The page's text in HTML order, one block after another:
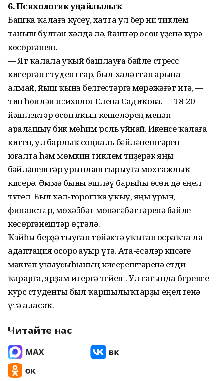
6. Психологик уңайлылыҡ
Башҡа ҡалаға күсеү, хатта ул бер ни тиклем
таныш булған хәлдә лә, йәштәр өсөн үҙенә күрә
көсөргәнеш.
— Ят ҡалала уҡый башлауға бәйле стресс
кисергән студенттар, был халәттән арына
алмай, йыш ҡына белгестәргә мөрәжәғәт итә, —
тип һөйләй психолог Елена Садиҡова. — 18-20
йәшлектәр өсөн яҡын кешеләрең менән
аралашыу бик мөһим роль уйнай. Икенсе ҡалаға
китеп, ул барлыҡ социаль бәйләнештәрен
юғалта һәм мөмкин тиклем тиҙерәк яңы
бәйләнештәр урынлаштырыуға мохтажлыҡ
кисерә. Әммә быны эшләү барыһы өсөн дә еңел
түгел. Был хәл-торошҡа уҡыу, яңы урын,
финанстар, мөхәббәт мөнәсәбәттәренә бәйле
көсөргәнештәр өҫтәлә.
Ҡайһы берҙә тыуған төйәктә уҡыған осраҡта ла
адаптация осоро ауыр үтә. Ата-әсәләр кисәге
мәктәп уҡыусыһының кисерештәренә етди
ҡарарға, ярҙам итергә тейеш. Ул сағында беренсе
курс студенты был ҡаршылыҡтарҙы еңел генә
үтә аласаҡ.
Читайте нас